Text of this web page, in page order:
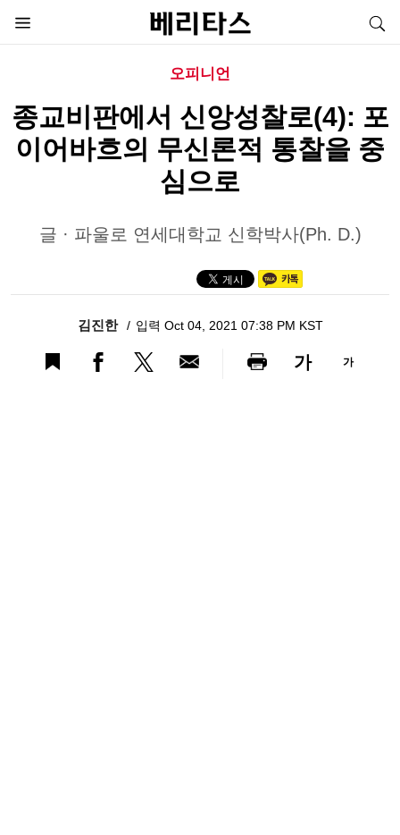
오피니언
종교비판에서 신앙성찰로(4): 포
이어바흐의 무신론적 통찰을 중
심으로
글 · 파울로 연세대학교 신학박사(Ph. D.)
김진한 입력 Oct 04, 2021 07:38 PM KST
가 가